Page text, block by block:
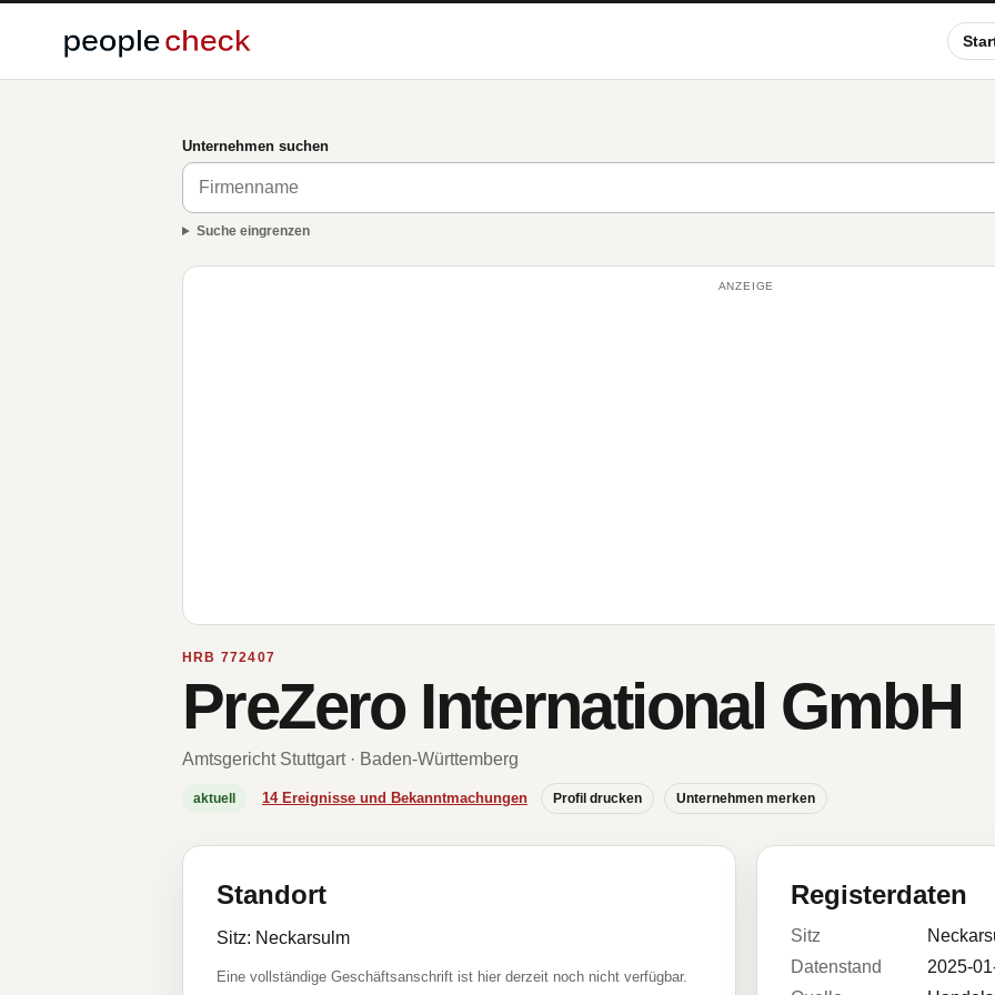
Unternehmen suchen
Suche eingrenzen
ANZEIGE
HRB 772407
PreZero International GmbH
Amtsgericht Stuttgart · Baden-Württemberg
aktuell 14 Ereignisse und Bekanntmachungen Profil drucken Unternehmen merken
Standort
Sitz: Neckarsulm
Eine vollständige Geschäftsanschrift ist hier derzeit noch nicht verfügbar.
Registerdaten
Sitz
Datenstand
2025-